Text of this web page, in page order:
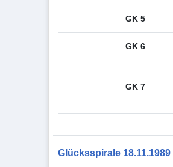
GK 5
GK 6
GK 7
Glücksspirale 18.11.1989